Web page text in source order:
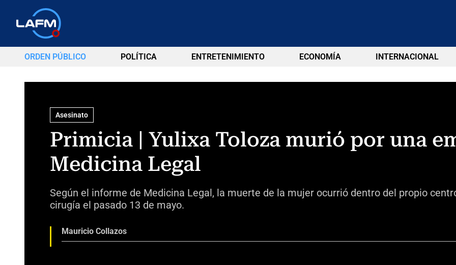
ORDEN PÚBLICO POLÍTICA ENTRETENIMIENTO ECONOMÍA INTERNACIONAL
Asesinato
Primicia | Yulixa Toloza murió por una
Medicina Legal
Según el informe de Medicina Legal, la muerte de la mujer ocurrió dentro del propio
cirugía el pasado 13 de mayo.
Mauricio Collazos